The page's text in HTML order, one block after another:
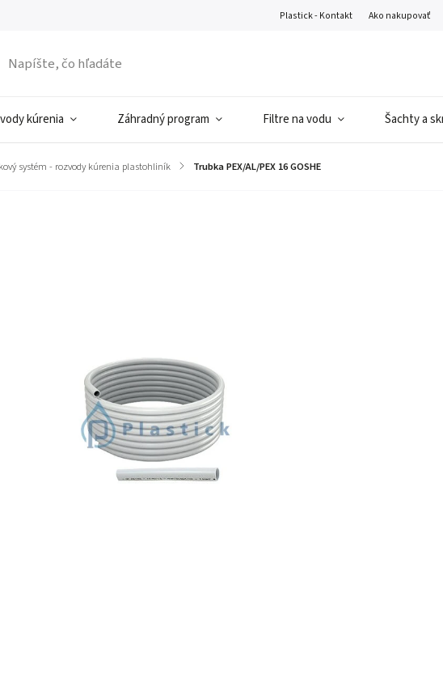
Plastick - Kontakt Ako nakupovať
kúrenia Záhradný program Filtre na vodu Šachty a
systém - rozvody kúrenia plastohliník / Trubka PEX/AL/PEX 16 GOSHE